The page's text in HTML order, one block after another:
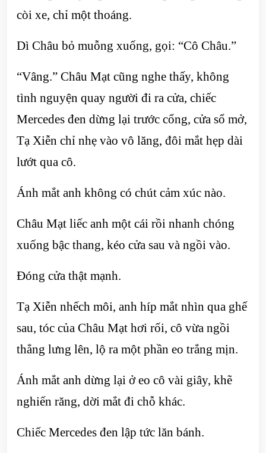
còi xe, chỉ một thoáng.
Dì Châu bỏ muỗng xuống, gọi: “Cô Châu.”
“Vâng.” Châu Mạt cũng nghe thấy, không
tình nguyện quay người đi ra cửa, chiếc
Mercedes đen dừng lại trước cổng, cửa sổ mở,
Tạ Xiễn chỉ nhẹ vào vô lăng, đôi mắt hẹp dài
lướt qua cô.
Ánh mắt anh không có chút cảm xúc nào.
Châu Mạt liếc anh một cái rồi nhanh chóng
xuống bậc thang, kéo cửa sau và ngồi vào.
Đóng cửa thật mạnh.
Tạ Xiễn nhếch môi, anh híp mắt nhìn qua ghế
sau, tóc của Châu Mạt hơi rối, cô vừa ngồi
thẳng lưng lên, lộ ra một phần eo trắng mịn.
Ánh mắt anh dừng lại ở eo cô vài giây, khẽ
nghiến răng, dời mắt đi chỗ khác.
Chiếc Mercedes đen lập tức lăn bánh.